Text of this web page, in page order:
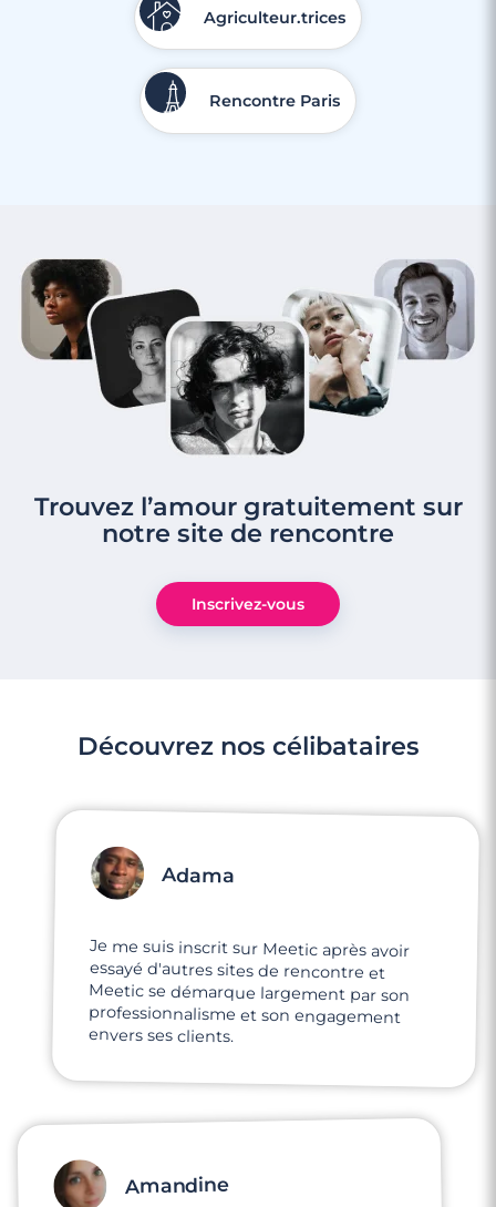
Agriculteur.trices
Rencontre Paris
Trouvez l’amour gratuitement sur
notre site de rencontre
Inscrivez-vous
Découvrez nos célibataires
Adama
Je me suis inscrit sur Meetic après avoir
essayé d'autres sites de rencontre et
Meetic se démarque largement par son
professionnalisme et son engagement
envers ses clients.
Amandine